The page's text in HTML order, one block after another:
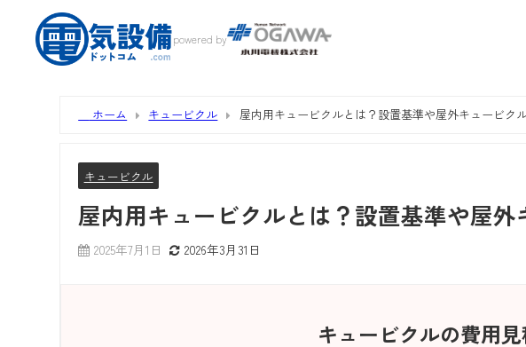
powered by
ホーム キュービクル 屋内用キュービクルとは？設置基準や屋外キュービク
キュービクル
屋内用キュービクルとは？設置基準や屋
2025年7月1日 2026年3月31日
キュービクルの費用見